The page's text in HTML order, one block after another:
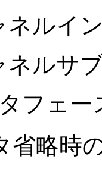
ネルイ
ネルサ
フェー
省略時